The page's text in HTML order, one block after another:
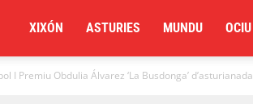
XIXÓN ASTURIES MUNDU OCIU
I Premiu Obdulia Álvarez ‘La Busdonga’ d’asturianada